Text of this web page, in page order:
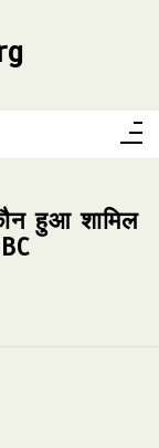
हुआ शामिल